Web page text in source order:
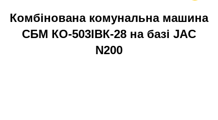
ЗАДАТИ ПИТАННЯ
Комбінована комунальна машина
СБМ КО-503ІВК-28 на базі JAC
N200